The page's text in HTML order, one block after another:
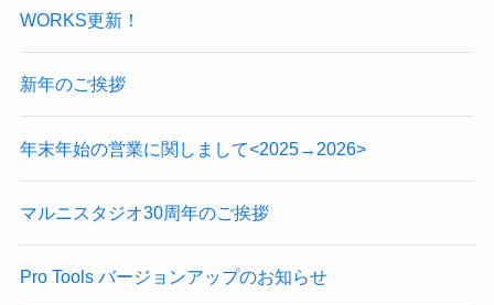
WORKS更新！
新年のご挨拶
年末年始の営業に関しまして<2025→2026>
マルニスタジオ30周年のご挨拶
Pro Tools バージョンアップのお知らせ